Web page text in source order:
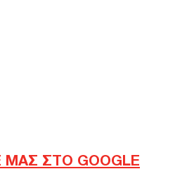
ΣΤΟ GOOGLE